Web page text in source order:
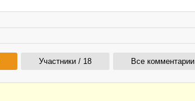
Участники / 18 Все комментарии